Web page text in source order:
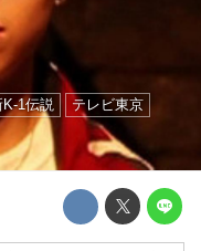
K-1伝説
テレビ東京